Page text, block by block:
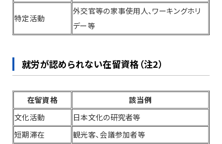
特定活動
外交官等の家事使用人、ワーキングホリ
デー等
就労が認められない在留資格（注2）
在留資格
該当例
文化活動
日本文化の研究者等
短期滞在
観光客、会議参加者等